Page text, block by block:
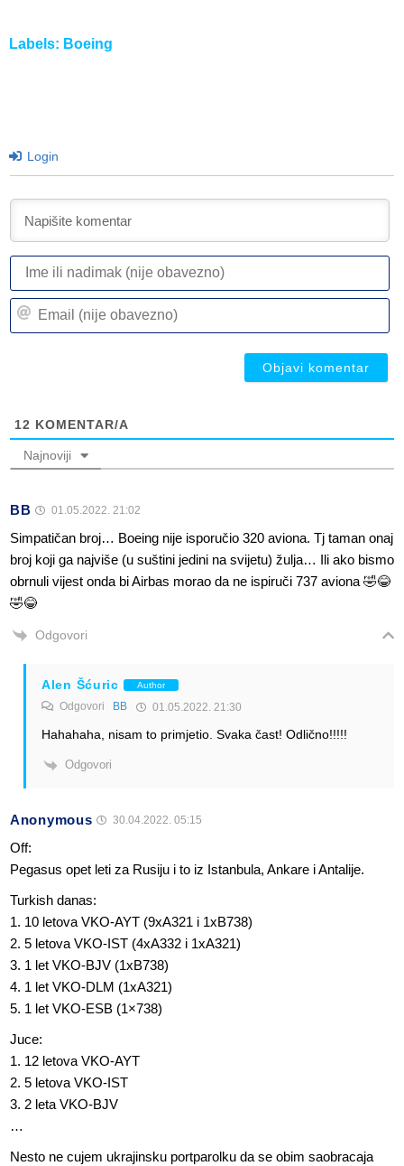
Labels: Boeing
Login
12 KOMENTAR/A
Najnoviji
BB 01.05.2022. 21:02
Simpatičan broj… Boeing nije isporučio 320 aviona. Tj taman onaj
broj koji ga najviše (u suštini jedini na svijetu) žulja… Ili ako bismo
obrnuli vijest onda bi Airbas morao da ne ispiruči 737 aviona 🤣😂
🤣😂
Odgovori
Alen Šćuric Author
Odgovori BB 01.05.2022. 21:30
Hahahaha, nisam to primjetio. Svaka čast! Odlično!!!!!
Odgovori
Anonymous 30.04.2022. 05:15
Off:
Pegasus opet leti za Rusiju i to iz Istanbula, Ankare i Antalije.
Turkish danas:
1. 10 letova VKO-AYT (9xA321 i 1xB738)
2. 5 letova VKO-IST (4xA332 i 1xA321)
3. 1 let VKO-BJV (1xB738)
4. 1 let VKO-DLM (1xA321)
5. 1 let VKO-ESB (1×738)
Juce:
1. 12 letova VKO-AYT
2. 5 letova VKO-IST
3. 2 leta VKO-BJV
…
Nesto ne cujem ukrajinsku portparolku da se obim saobracaja